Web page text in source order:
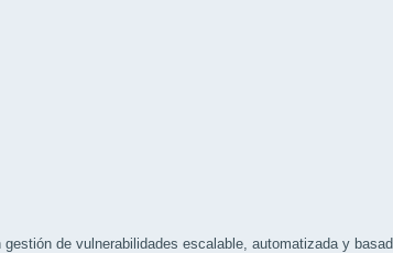
de vulnerabilidades escalable, automatizada y